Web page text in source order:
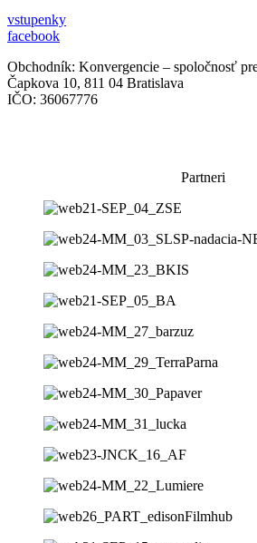
vstupenky
facebook
Obchodník: Konvergencie – spoločnosť
Čapkova 10, 811 04 Bratislava
IČO: 36067776
Partneri